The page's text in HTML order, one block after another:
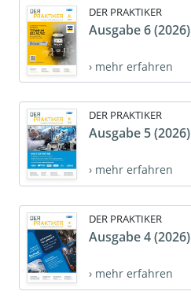
DER PRAKTIKER
Ausgabe 6 (2026)
› mehr erfahren
DER PRAKTIKER
Ausgabe 5 (2026)
› mehr erfahren
DER PRAKTIKER
Ausgabe 4 (2026)
› mehr erfahren